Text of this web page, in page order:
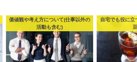
価値観や考え方について(仕事以外の
活動も含む)
自宅でも役に立